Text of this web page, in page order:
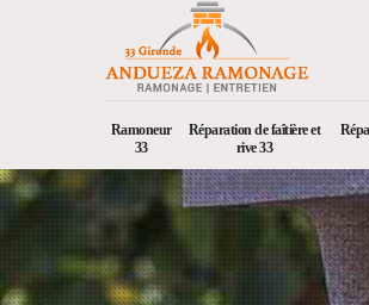
Ramoneur
33
Réparation de faîtière et
rive 33